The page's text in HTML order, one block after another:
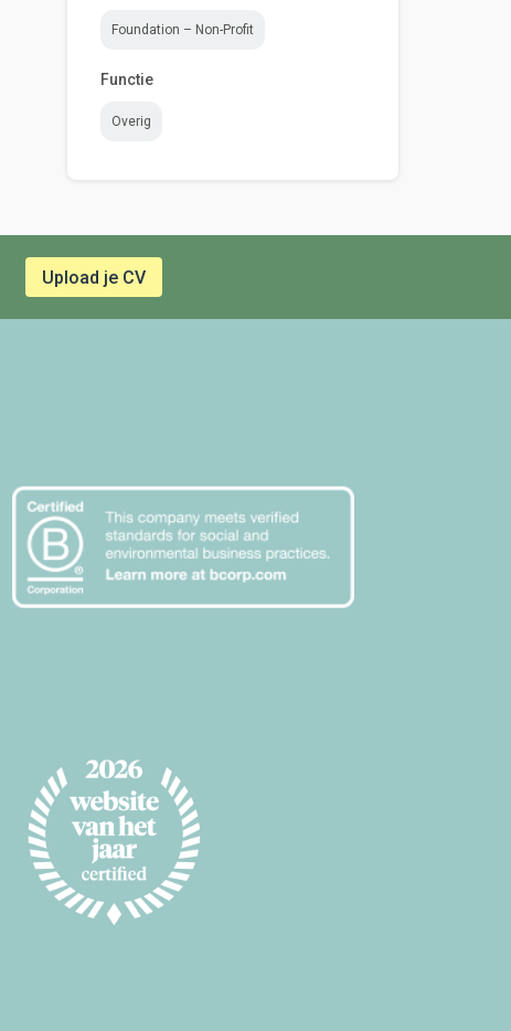
Foundation – Non-Profit
Functie
Overig
Upload je CV